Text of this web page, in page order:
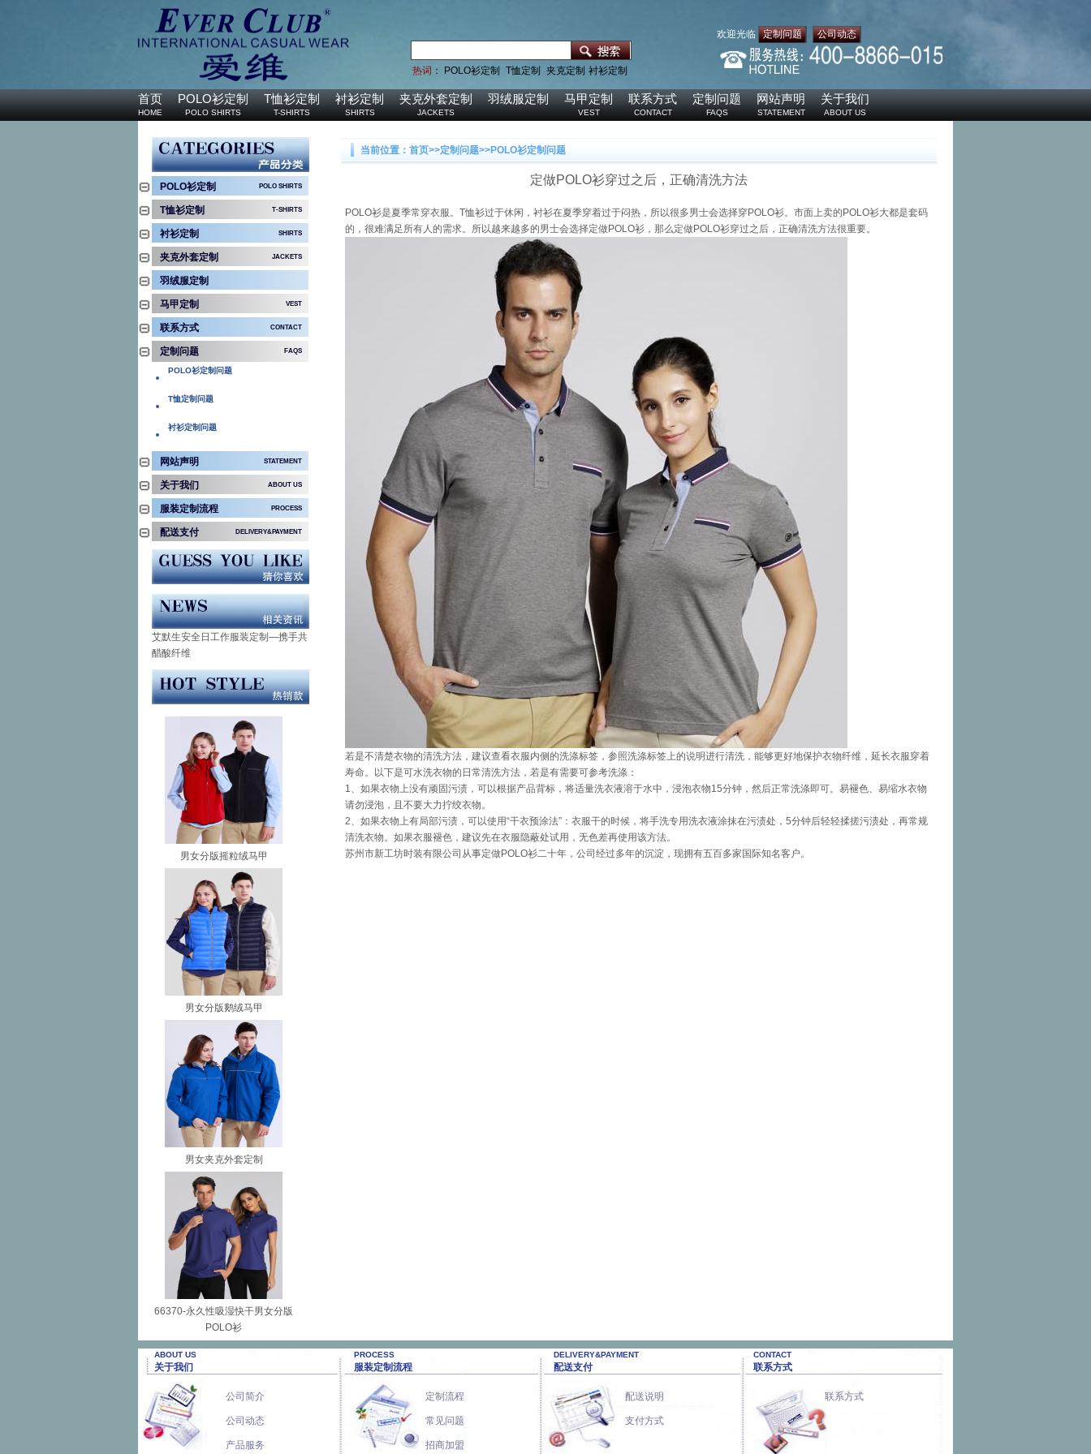
热词 ： POLO衫定制 T恤定制 夹克定制 衬衫定制
欢迎光临 定制问题 公司动态
首页
HOME
POLO衫定制
POLO SHIRTS
T恤衫定制
T-SHIRTS
衬衫定制
SHIRTS
夹克外套定制
JACKETS
羽绒服定制 马甲定制
VEST
联系方式
CONTACT
定制问题
FAQS
网站声明
STATEMENT
关于我们
ABOUT US
PROCESS DELIVERY&PAYMENT
POLO SHIRTS
POLO衫定制
T-SHIRTS
T恤衫定制
SHIRTS
衬衫定制
JACKETS
夹克外套定制
羽绒服定制
VEST
马甲定制
CONTACT
联系方式
联系方式 FAQS
定制问题
POLO衫定制问题
T恤定制问题
衬衫定制问题
STATEMENT
网站声明
ABOUT US
关于我们
公司简介
公司动态
产品服务
PROCESS
服装定制流程
定制流程
常见问题
招商加盟
DELIVERY&PAYMENT
配送支付
配送说明
支付方式
艾默生安全日工作服装定制—携手共
创安全
醋酸纤维
男女分版摇粒绒马甲
男女分版鹅绒马甲
男女夹克外套定制
66370-永久性吸湿快干男女分版
POLO衫
当前位置： 首页>>定制问题>>POLO衫定制问题
定做POLO衫穿过之后，正确清洗方法
POLO衫是夏季常穿衣服。T恤衫过于休闲，衬衫在夏季穿着过于闷热，所以很多男士会选择穿POLO衫。市面上卖的POLO衫大都是套码
的，很难满足所有人的需求。所以越来越多的男士会选择定做POLO衫，那么定做POLO衫穿过之后，正确清洗方法很重要。
若是不清楚衣物的清洗方法，建议查看衣服内侧的洗涤标签，参照洗涤标签上的说明进行清洗，能够更好地保护衣物纤维，延长衣服穿着
寿命。以下是可水洗衣物的日常清洗方法，若是有需要可参考洗涤：
1、如果衣物上没有顽固污渍，可以根据产品背标，将适量洗衣液溶于水中，浸泡衣物15分钟，然后正常洗涤即可。易褪色、易缩水衣物
请勿浸泡，且不要大力拧绞衣物。
2、如果衣物上有局部污渍，可以使用“干衣预涂法”：衣服干的时候，将手洗专用洗衣液涂抹在污渍处，5分钟后轻轻揉搓污渍处，再常规
清洗衣物。如果衣服褪色，建议先在衣服隐蔽处试用，无色差再使用该方法。
苏州市新工坊时装有限公司从事定做POLO衫二十年，公司经过多年的沉淀，现拥有五百多家国际知名客户。
ABOUT US
关于我们
公司简介
公司动态
产品服务
PROCESS
服装定制流程
定制流程
常见问题
招商加盟
DELIVERY&PAYMENT
配送支付
配送说明
支付方式
CONTACT
联系方式
联系方式